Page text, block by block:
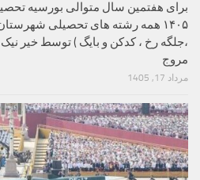
برای هفتمین سال متوالی بورسیه
۱۴۰۵ همه رشته های تحصیلی
،جلگه رخ ، کدکن و بایگ ) توسط خیر
مروج
مرداد 17, 1405